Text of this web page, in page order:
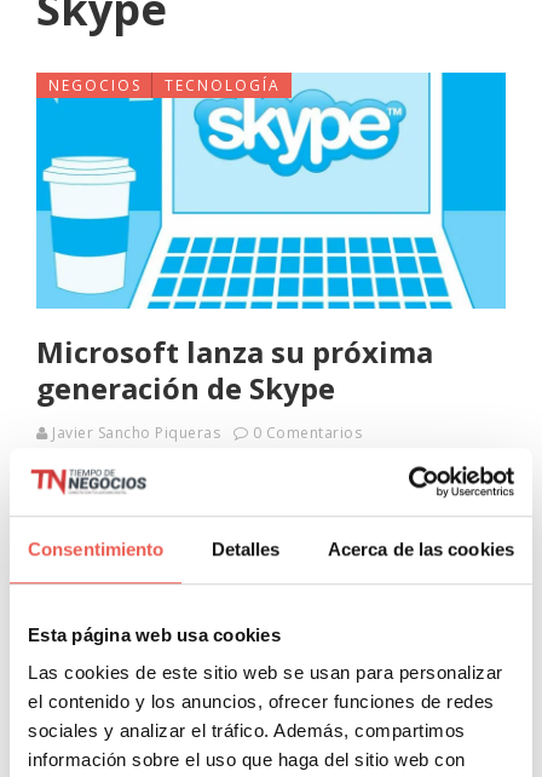
Consentimiento Detalles Acerca de las cookies
Esta página web usa cookies
Las cookies de este sitio web se usan para personalizar
el contenido y los anuncios, ofrecer funciones de redes
sociales y analizar el tráfico. Además, compartimos
información sobre el uso que haga del sitio web con
NEGOCIOS TECNOLOGÍA
Microsoft lanza su próxima
generación de Skype
Javier Sancho Piqueras 0 Comentarios
Microsoft ha anunciado el rediseño de su servicio de
la “próxima generación” de su plataforma. Aquel impulso no
cuajó: Microsoft acabó cerrando
Leer más